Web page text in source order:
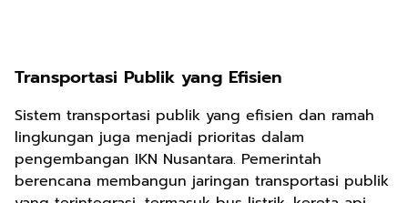
Transportasi Publik yang Efisien
Sistem transportasi publik yang efisien dan ramah
lingkungan juga menjadi prioritas dalam
pengembangan IKN Nusantara. Pemerintah
berencana membangun jaringan transportasi publik